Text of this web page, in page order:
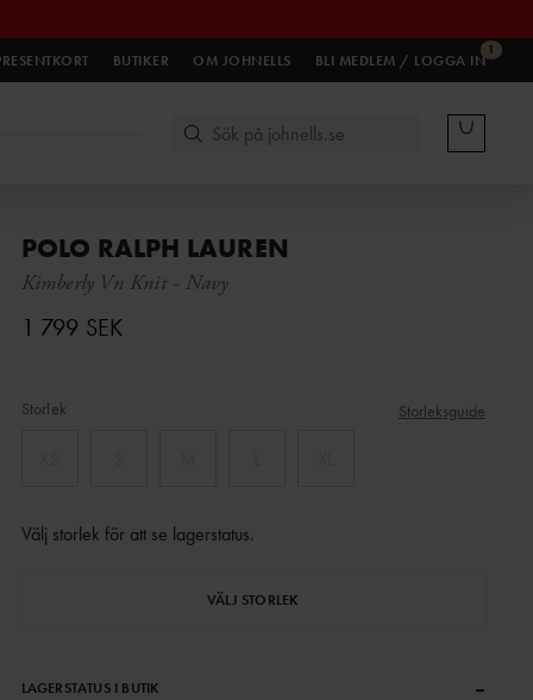
BUTIKER OM JOHNELLS
1
BLI MEDLEM / LOGGA IN
POLO RALPH LAUREN
Kimberly Vn Knit - Navy
1 799 SEK
Storlek Storleksguide
Välj storlek för att se lagerstatus.
VÄLJ STORLEK
LAGERSTATUS I BUTIK –